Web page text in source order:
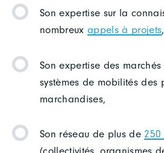
Son expertise sur la
nombreux appels à projets,
Son expertise des
systèmes de mobilités des
marchandises,
Son réseau de plus de 250